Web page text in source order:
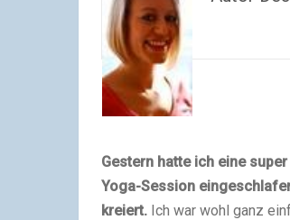
Gestern hatte ich eine
Yoga-Session
kreiert. Ich war wohl ganz